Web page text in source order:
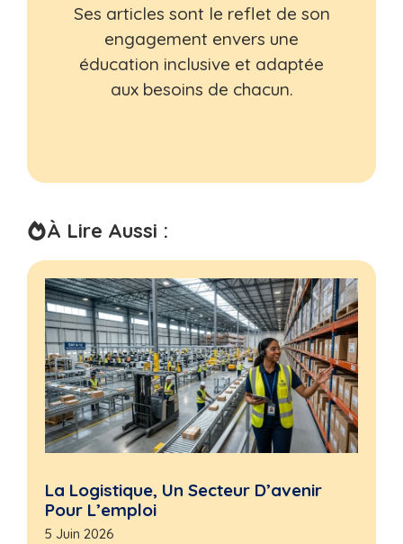
Ses articles sont le reflet de son
engagement envers une
éducation inclusive et adaptée
aux besoins de chacun.
À Lire Aussi :
La Logistique, Un Secteur D’avenir
Pour L’emploi
5 Juin 2026